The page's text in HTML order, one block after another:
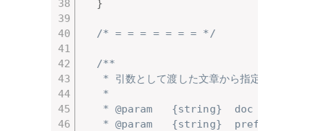
}
/* = = = = = = = */
/**
* 引数として渡した文章から指定した文字
   *
* @param   {string}  doc - 文章（
* @param   {string}  prefix - 抽出